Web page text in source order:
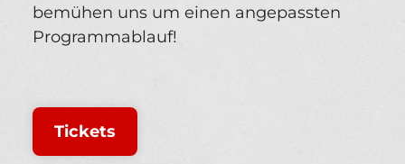
bemühen uns um einen angepassten
Programmablauf!
Tickets